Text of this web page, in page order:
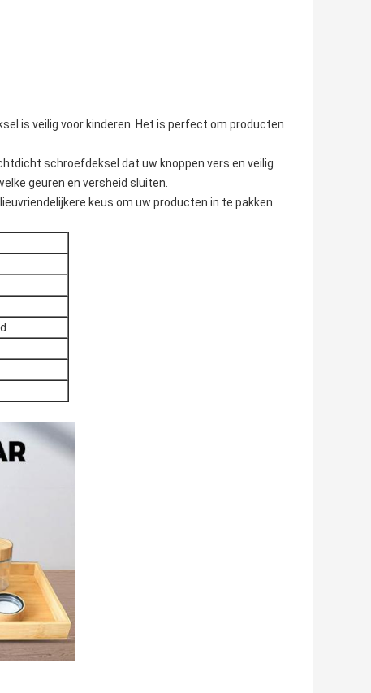
is veilig voor kinderen. Het is perfect om producten
schroefdeksel dat uw knoppen vers en veilig
geuren en versheid sluiten.
keus om uw producten in te pakken.